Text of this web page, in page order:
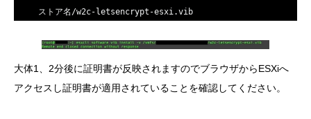
ストア名/w2c- letsencrypt -esxi.vib
大体1、2分後に証明書が反映されますのでブラウザからESXiへ
アクセスし証明書が適用されていることを確認してください。